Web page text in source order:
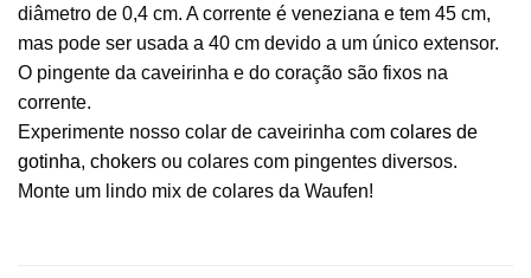
diâmetro de 0,4 cm. A corrente é veneziana e tem 45 cm,
mas pode ser usada a 40 cm devido a um único extensor.
O pingente da caveirinha e do coração são fixos na
corrente.
Experimente nosso colar de caveirinha com colares de
gotinha, chokers ou colares com pingentes diversos.
Monte um lindo mix de colares da Waufen!